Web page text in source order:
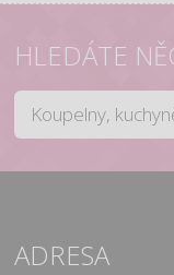
HLEDÁTE
ADRESA